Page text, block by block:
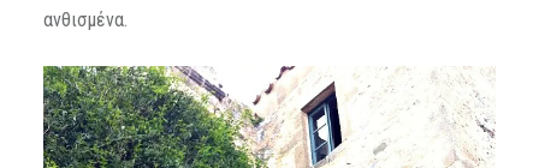
ανθισμένα.